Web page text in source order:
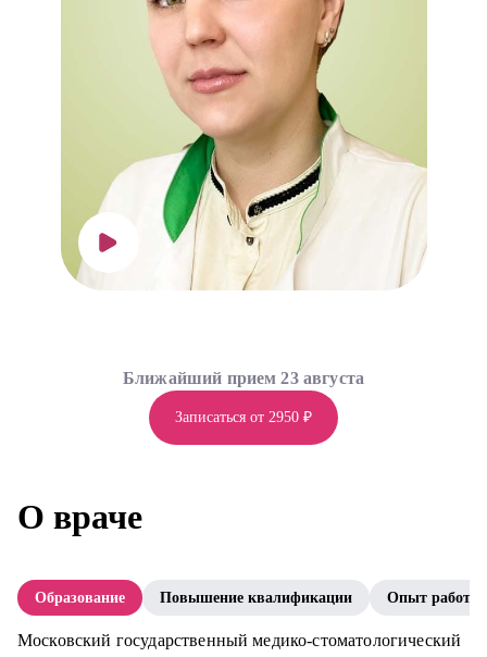
Записаться от 2950 ₽
Ближайший прием 23 августа
О враче
Образование Повышение квалификации Опыт работы
Московский государственный медико-стоматологический